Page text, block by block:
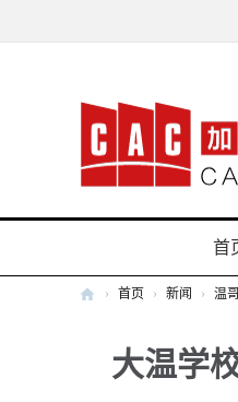
首
› 首页 › 新闻 › 温
大温学